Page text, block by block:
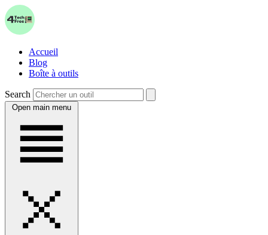
Accueil
Blog
Boîte à outils
Search
Open main menu